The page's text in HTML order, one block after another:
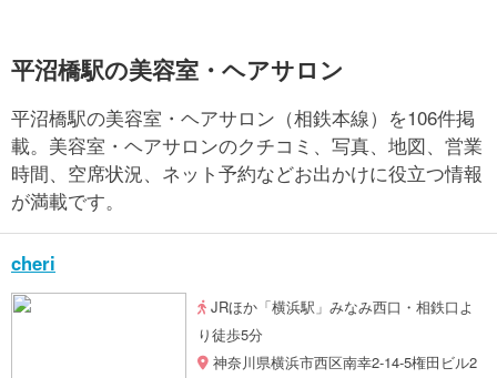
平沼橋駅の美容室・ヘアサロン
平沼橋駅の美容室・ヘアサロン（相鉄本線）を106件掲
載。美容室・ヘアサロンのクチコミ、写真、地図、営業
時間、空席状況、ネット予約などお出かけに役立つ情報
が満載です。
cheri
JRほか「横浜駅」みなみ西口・相鉄口よ
り徒歩5分
神奈川県横浜市西区南幸2-14-5権田ビル2